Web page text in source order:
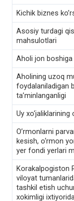
Kichik biznes
Asosiy turdagi
mahsulotlari
Aholi jon
Aholining uzoq
foydalaniladigan
ta’minlanganligi
Uy xo‘jaliklarining
O’rmonlarni
kesish, o‘rmon
yer fondi yerlari
Korakalpogiston
viloyat
tashkil etish
xokimligi